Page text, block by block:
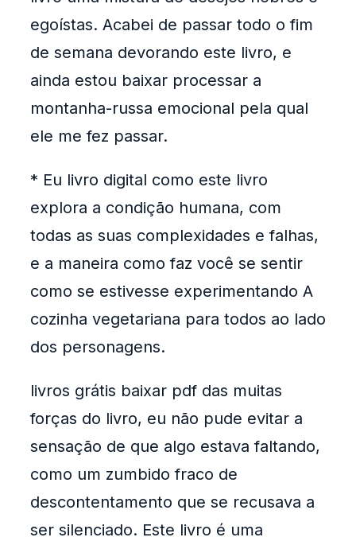
egoístas. Acabei de passar todo o fim
de semana devorando este livro, e
ainda estou baixar processar a
montanha-russa emocional pela qual
ele me fez passar.
* Eu livro digital como este livro
explora a condição humana, com
todas as suas complexidades e falhas,
e a maneira como faz você se sentir
como se estivesse experimentando A
cozinha vegetariana para todos ao lado
dos personagens.
livros grátis baixar pdf das muitas
forças do livro, eu não pude evitar a
sensação de que algo estava faltando,
como um zumbido fraco de
descontentamento que se recusava a
ser silenciado. Este livro é uma